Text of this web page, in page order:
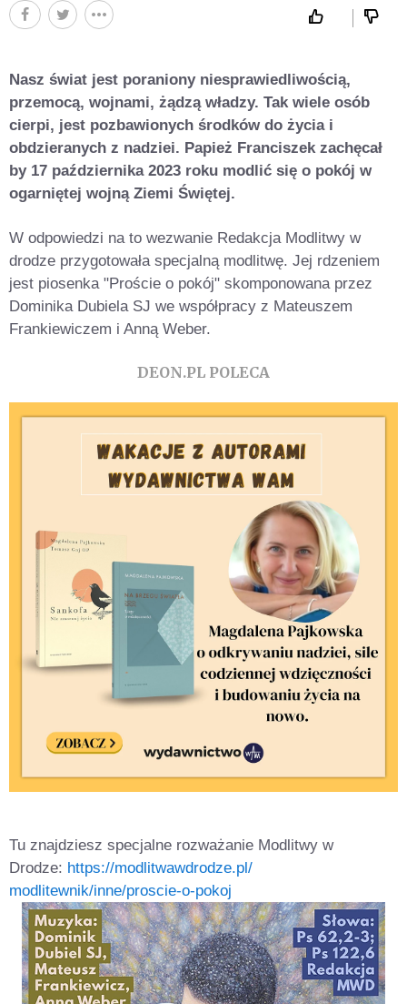
Nasz świat jest poraniony niesprawiedliwością,
przemocą, wojnami, żądzą władzy. Tak wiele osób
cierpi, jest pozbawionych środków do życia i
obdzieranych z nadziei. Papież Franciszek zachęcał
by 17 października 2023 roku modlić się o pokój w
ogarniętej wojną Ziemi Świętej.
W odpowiedzi na to wezwanie Redakcja Modlitwy w
drodze przygotowała specjalną modlitwę. Jej rdzeniem
jest piosenka "Proście o pokój" skomponowana przez
Dominika Dubiela SJ we współpracy z Mateuszem
Frankiewiczem i Anną Weber.
DEON.PL POLECA
Tu znajdziesz specjalne rozważanie Modlitwy w
Drodze: https://modlitwawdrodze.pl/
modlitewnik/inne/proscie-o-pokoj